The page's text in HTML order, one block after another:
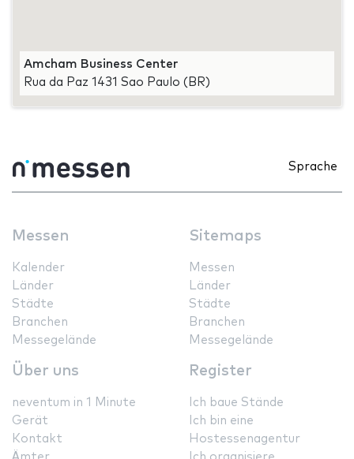
Amcham Business Center
Rua da Paz 1431 Sao Paulo (BR)
Sprache
Messen
Kalender
Länder
Städte
Branchen
Messegelände
Sitemaps
Messen
Länder
Städte
Branchen
Messegelände
Über uns
neventum in 1 Minute
Gerät
Kontakt
Register
Ich baue Stände
Ich bin eine
Hostessenagentur